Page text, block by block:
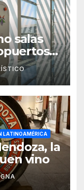
salas
LATINOAMÉRICA
la
vino